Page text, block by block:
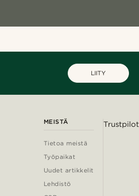
LIITY
MEISTÄ
Tietoa meistä
Työpaikat
Uudet artikkelit
Lehdistö
Trustpilot